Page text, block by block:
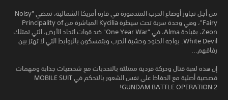
من أجل تجاوز أوضاع الحرب المتدهورة في قارة أمريكا الشمالية، تمضي "Noisy
Fairy"، وهي وحدة سرية تحت سيطرة Kycilia المباشرة من Principality of
Zeon، بقيادة Alma، في "One Year War" ضد قوات اتحاد الأرض، التي تمتلك
White Devil. يواجه الجنود وحشية الحرب ويتمسكون بالروابط التي لا تهتز بين
رفاقهم...
إن هذه لعبة قتال وحركة فردية ممتلئة بالتحديات مع شخصيات جذابة ومهمات
قصصية أصلية مع الحفاظ على نفس الشعور بالتحكم في MOBILE SUIT
GUNDAM BATTLE OPERATION 2!